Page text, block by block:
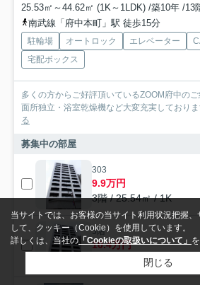
25.53㎡～44.62㎡ (1K～1LDK) /築10年 /13
南武線「府中本町」駅 徒歩15分
駐輪場 オートロック エレベーター
宅配ボックス
多くの方からご好評頂いているZOOM府中の
面所独立・浴室乾燥機など大変充実しておりま
る
募集中の部屋
303
9.9万円
3階 / 25.54㎡ / 1K
5階
10.4万円
5階 / 25.53㎡ / 1K
当サイトでは、お客様の当サイト利用状況把握
して、クッキー（Cookie）を使用しています。
詳しくは、当社の 「Cookieの取扱いについて」
閉じる